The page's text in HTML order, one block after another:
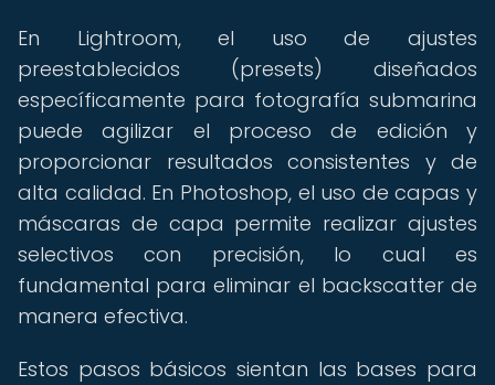
En Lightroom, el uso de ajustes
preestablecidos (presets) diseñados
específicamente para fotografía submarina
puede agilizar el proceso de edición y
proporcionar resultados consistentes y de
alta calidad. En Photoshop, el uso de capas y
máscaras de capa permite realizar ajustes
selectivos con precisión, lo cual es
fundamental para eliminar el backscatter de
manera efectiva.
Estos pasos básicos sientan las bases para